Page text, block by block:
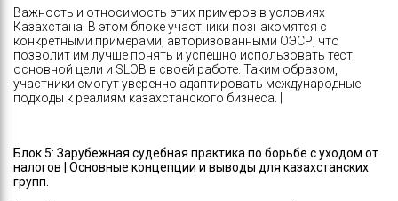
Важность и относимость этих примеров в условиях
Казахстана. В этом блоке участники познакомятся с
конкретными примерами, авторизованными ОЭСР, что
позволит им лучше понять и успешно использовать тест
основной цели и SLOB в своей работе. Таким образом,
участники смогут уверенно адаптировать международные
подходы к реалиям казахстанского бизнеса. |
Блок 5: Зарубежная судебная практика по борьбе с уходом от
налогов | Основные концепции и выводы для казахстанских
групп.